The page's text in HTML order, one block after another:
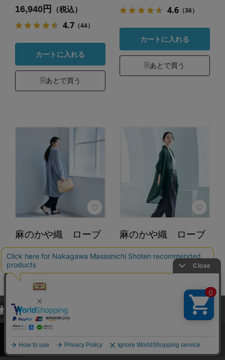
16,940円 （税込）
4.7（44）
カートに入れる
あとで買う
4.6（36）
カートに入れる
あとで買う
麻のかや織 ローブ
カラー：水色
22,000円
カートに入れる
あとで買う
麻のかや織 ローブ
カラー：緑
（税込）
カートに入れる
あとで買う
当サイトでは、当サイト内における閲覧履歴・属性情報などの取得およ
び利便性向上のためにクッキー（Cookie）を使用いたします。詳細に
関しては「プライバシーポリシー
承諾する